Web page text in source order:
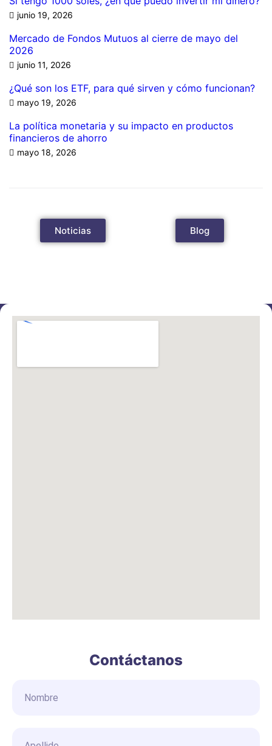
junio 19, 2026
Mercado de Fondos Mutuos al cierre de mayo del
2026
junio 11, 2026
¿Qué son los ETF, para qué sirven y cómo funcionan?
mayo 19, 2026
La política monetaria y su impacto en productos
financieros de ahorro
mayo 18, 2026
Noticias Blog
Contáctanos